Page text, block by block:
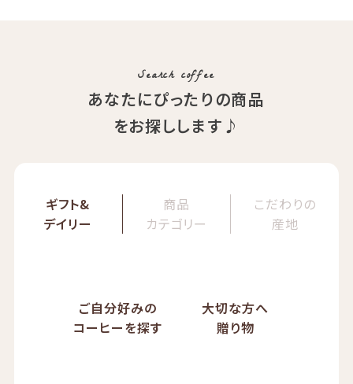
Search coffee
あなたにぴったりの商品
をお探しします♪
ギフト&
デイリー
商品
カテゴリー
こだわりの
産地
ご自分好みの
コーヒーを探す
大切な方へ
贈り物